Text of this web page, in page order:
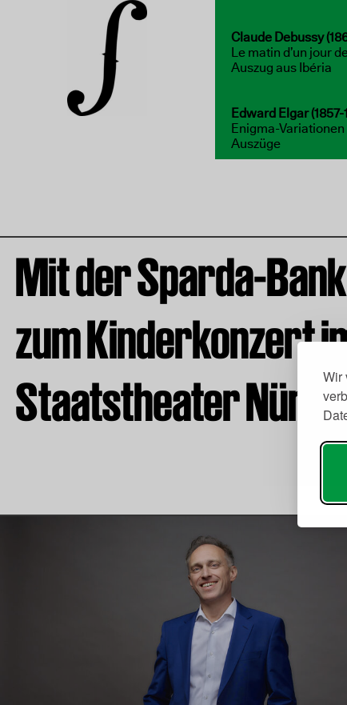
Wir
Claude Debussy
Le matin d’un jour
Auszug aus Ibéria
Edward Elgar (1857-
Enigma-Variationen
Auszüge
Mit der Sparda-Bank
zum Kinderkonzert
Staatstheater